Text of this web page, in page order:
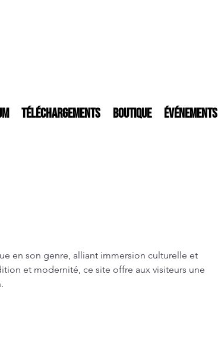
Téléchargements Boutique Événements
en son genre, alliant immersion culturelle et
et modernité, ce site offre aux visiteurs une